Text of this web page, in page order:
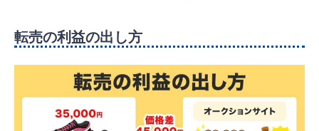
転売の利益の出し方